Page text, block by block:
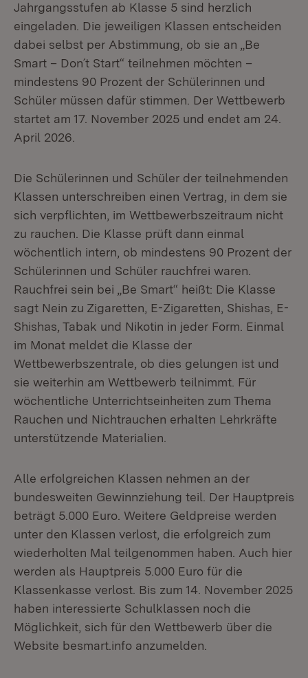
Jahrgangsstufen ab Klasse 5 sind herzlich
eingeladen. Die jeweiligen Klassen entscheiden
dabei selbst per Abstimmung, ob sie an „Be
Smart – Don´t Start“ teilnehmen möchten –
mindestens 90 Prozent der Schülerinnen und
Schüler müssen dafür stimmen. Der Wettbewerb
startet am 17. November 2025 und endet am 24.
April 2026.
Die Schülerinnen und Schüler der teilnehmenden
Klassen unterschreiben einen Vertrag, in dem sie
sich verpflichten, im Wettbewerbszeitraum nicht
zu rauchen. Die Klasse prüft dann einmal
wöchentlich intern, ob mindestens 90 Prozent der
Schülerinnen und Schüler rauchfrei waren.
Rauchfrei sein bei „Be Smart“ heißt: Die Klasse
sagt Nein zu Zigaretten, E-Zigaretten, Shishas, E-
Shishas, Tabak und Nikotin in jeder Form. Einmal
im Monat meldet die Klasse der
Wettbewerbszentrale, ob dies gelungen ist und
sie weiterhin am Wettbewerb teilnimmt. Für
wöchentliche Unterrichtseinheiten zum Thema
Rauchen und Nichtrauchen erhalten Lehrkräfte
unterstützende Materialien.
Alle erfolgreichen Klassen nehmen an der
bundesweiten Gewinnziehung teil. Der Hauptpreis
beträgt 5.000 Euro. Weitere Geldpreise werden
unter den Klassen verlost, die erfolgreich zum
wiederholten Mal teilgenommen haben. Auch hier
werden als Hauptpreis 5.000 Euro für die
Klassenkasse verlost. Bis zum 14. November 2025
haben interessierte Schulklassen noch die
Möglichkeit, sich für den Wettbewerb über die
Website besmart.info anzumelden.